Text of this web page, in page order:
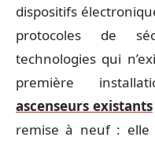
dispositifs
protocoles de
technologies qui
première
ascenseurs existants
remise à neuf : elle